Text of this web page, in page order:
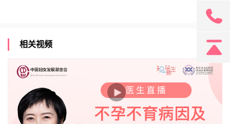
相关视频